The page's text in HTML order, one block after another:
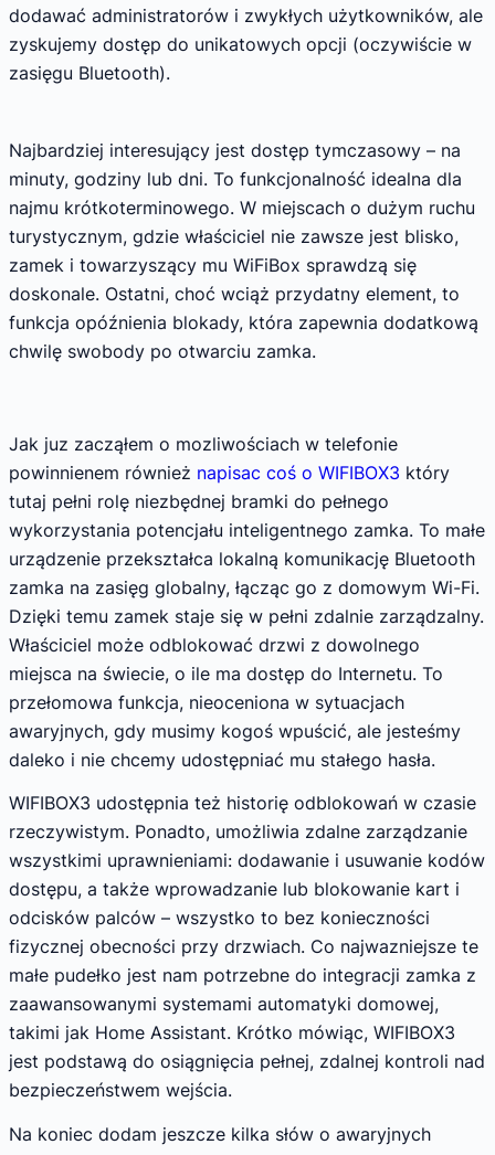
dodawać administratorów i zwykłych użytkowników, ale
zyskujemy dostęp do unikatowych opcji (oczywiście w
zasięgu Bluetooth).
Najbardziej interesujący jest dostęp tymczasowy – na
minuty, godziny lub dni. To funkcjonalność idealna dla
najmu krótkoterminowego. W miejscach o dużym ruchu
turystycznym, gdzie właściciel nie zawsze jest blisko,
zamek i towarzyszący mu WiFiBox sprawdzą się
doskonale. Ostatni, choć wciąż przydatny element, to
funkcja opóźnienia blokady, która zapewnia dodatkową
chwilę swobody po otwarciu zamka.
Jak juz zacząłem o mozliwościach w telefonie
powinnienem również napisac coś o WIFIBOX3 który
tutaj pełni rolę niezbędnej bramki do pełnego
wykorzystania potencjału inteligentnego zamka. To małe
urządzenie przekształca lokalną komunikację Bluetooth
zamka na zasięg globalny, łącząc go z domowym Wi-Fi.
Dzięki temu zamek staje się w pełni zdalnie zarządzalny.
Właściciel może odblokować drzwi z dowolnego
miejsca na świecie, o ile ma dostęp do Internetu. To
przełomowa funkcja, nieoceniona w sytuacjach
awaryjnych, gdy musimy kogoś wpuścić, ale jesteśmy
daleko i nie chcemy udostępniać mu stałego hasła.
WIFIBOX3 udostępnia też historię odblokowań w czasie
rzeczywistym. Ponadto, umożliwia zdalne zarządzanie
wszystkimi uprawnieniami: dodawanie i usuwanie kodów
dostępu, a także wprowadzanie lub blokowanie kart i
odcisków palców – wszystko to bez konieczności
fizycznej obecności przy drzwiach. Co najwazniejsze te
małe pudełko jest nam potrzebne do integracji zamka z
zaawansowanymi systemami automatyki domowej,
takimi jak Home Assistant. Krótko mówiąc, WIFIBOX3
jest podstawą do osiągnięcia pełnej, zdalnej kontroli nad
bezpieczeństwem wejścia.
Na koniec dodam jeszcze kilka słów o awaryjnych